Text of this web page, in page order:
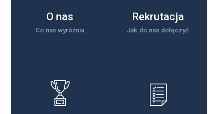
O nas
Co nas wyróżnia
Rekrutacja
Jak do nas dołączyć